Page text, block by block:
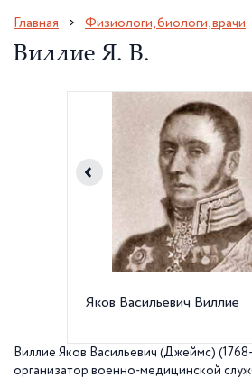
Главная Физиологи, биологи, врачи
Виллие Я. В.
Яков Васильевич Виллие
Виллие Яков Васильевич (Джеймс)
организатор военно-медицинской